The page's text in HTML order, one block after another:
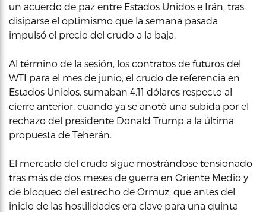
un acuerdo de paz entre Estados Unidos e Irán, tras
disiparse el optimismo que la semana pasada
impulsó el precio del crudo a la baja.
Al término de la sesión, los contratos de futuros del
WTI para el mes de junio, el crudo de referencia en
Estados Unidos, sumaban 4.11 dólares respecto al
cierre anterior, cuando ya se anotó una subida por el
rechazo del presidente Donald Trump a la última
propuesta de Teherán.
El mercado del crudo sigue mostrándose tensionado
tras más de dos meses de guerra en Oriente Medio y
de bloqueo del estrecho de Ormuz, que antes del
inicio de las hostilidades era clave para una quinta